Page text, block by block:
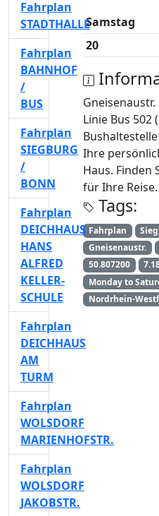
Samstag
20
Gneisenaustr.
Linie Bus 502
Ihre
Haus. Finden
für Ihre Reise.
Tags:
Fahrplan
Gneisenaustr.
50.807200
Monday to
Nordrhein-
Fahrplan
STADTHALLE
Fahrplan
BAHNHOF
/
BUS
Fahrplan
SIEGBURG
/
BONN
Fahrplan
DEICHHAUS
HANS
ALFRED
KELLER-
SCHULE
Fahrplan
DEICHHAUS
AM
TURM
Fahrplan
WOLSDORF
MARIENHOFSTR.
Fahrplan
WOLSDORF
JAKOBSTR.